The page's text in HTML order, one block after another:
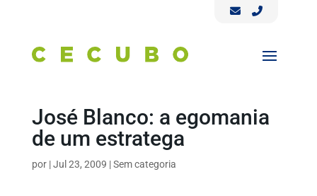
José Blanco: a egomania
de um estratega
por |Jul 23, 2009 |Sem categoria